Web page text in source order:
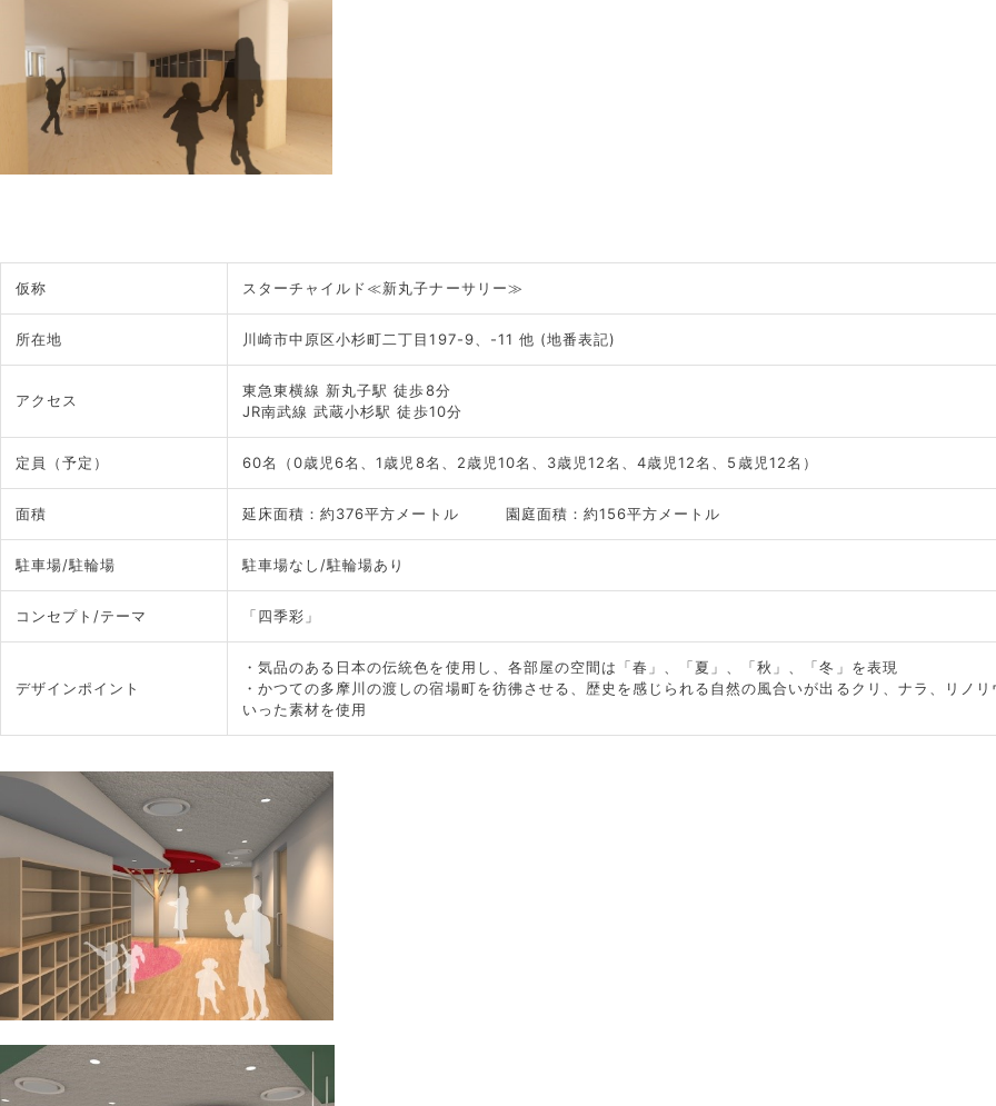
仮称 スターチャイルド≪新丸子ナーサリー≫
所在地 川崎市中原区小杉町二丁目197-9、-11 他 (地番表記)
アクセス
東急東横線 新丸子駅 徒歩8分
JR南武線 武蔵小杉駅 徒歩10分
定員（予定） 60名（0歳児6名、1歳児8名、2歳児10名、3歳児12名、4歳児12名、5歳児12名）
面積 延床面積：約376平方メートル 園庭面積：約156平方メートル
駐車場/駐輪場 駐車場なし/駐輪場あり
コンセプト/テーマ 「四季彩」
デザインポイント
・気品のある日本の伝統色を使用し、各部屋の空間は「春」、「夏」、「秋」、「冬」を表現
・かつての多摩川の渡しの宿場町を彷彿させる、歴史を感じられる自然の風合いが出るクリ、ナラ、リノリ
いった素材を使用